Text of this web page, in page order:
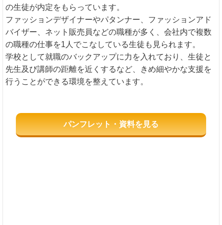
の生徒が内定をもらっています。
ファッションデザイナーやパタンナー、ファッションアド
バイザー、ネット販売員などの職種が多く、会社内で複数
の職種の仕事を1人でこなしている生徒も見られます。
学校として就職のバックアップに力を入れており、生徒と
先生及び講師の距離を近くするなど、きめ細やかな支援を
行うことができる環境を整えています。
パンフレット・資料を見る